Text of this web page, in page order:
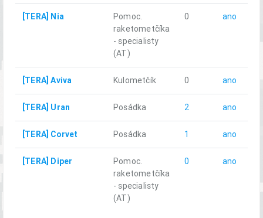
[TERA] Nia
Pomoc.
raketometčíka
- specialisty
(AT)
0 ano
[TERA] Aviva Kulometčík 0 ano
[TERA] Uran Posádka 2 ano
[TERA] Corvet Posádka 1 ano
[TERA] Diper
Pomoc.
raketometčíka
- specialisty
(AT)
0 ano